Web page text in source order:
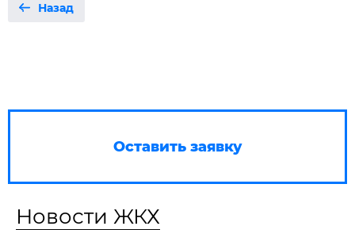
Назад
Оставить заявку
Новости ЖКХ